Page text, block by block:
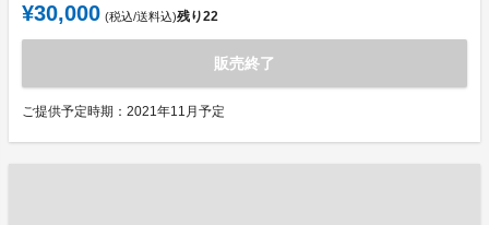
¥30,000 (税込/送料込)残り22
販売終了
ご提供予定時期：2021年11月予定